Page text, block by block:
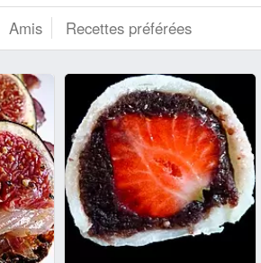
Amis Recettes préférées